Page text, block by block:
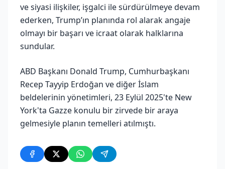
ve siyasi ilişkiler, işgalci ile sürdürülmeye devam
ederken, Trump’ın planında rol alarak angaje
olmayı bir başarı ve icraat olarak halklarına
sundular.
ABD Başkanı Donald Trump, Cumhurbaşkanı
Recep Tayyip Erdoğan ve diğer İslam
beldelerinin yönetimleri, 23 Eylül 2025'te New
York'ta Gazze konulu bir zirvede bir araya
gelmesiyle planın temelleri atılmıştı.